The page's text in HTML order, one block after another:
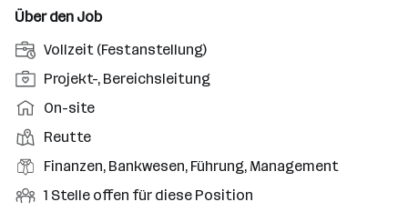
Über den Job
A
n
s
t
e
l
u
Vollzeit (Festanstellung)
P
o
i
t
i
Projekt-, Bereichsleitung
A
r
b
e
i
On-site
D
i
n
Reutte
B
e
Finanzen, Bankwesen, Führung, Management
O
1 Stelle offen für diese Position